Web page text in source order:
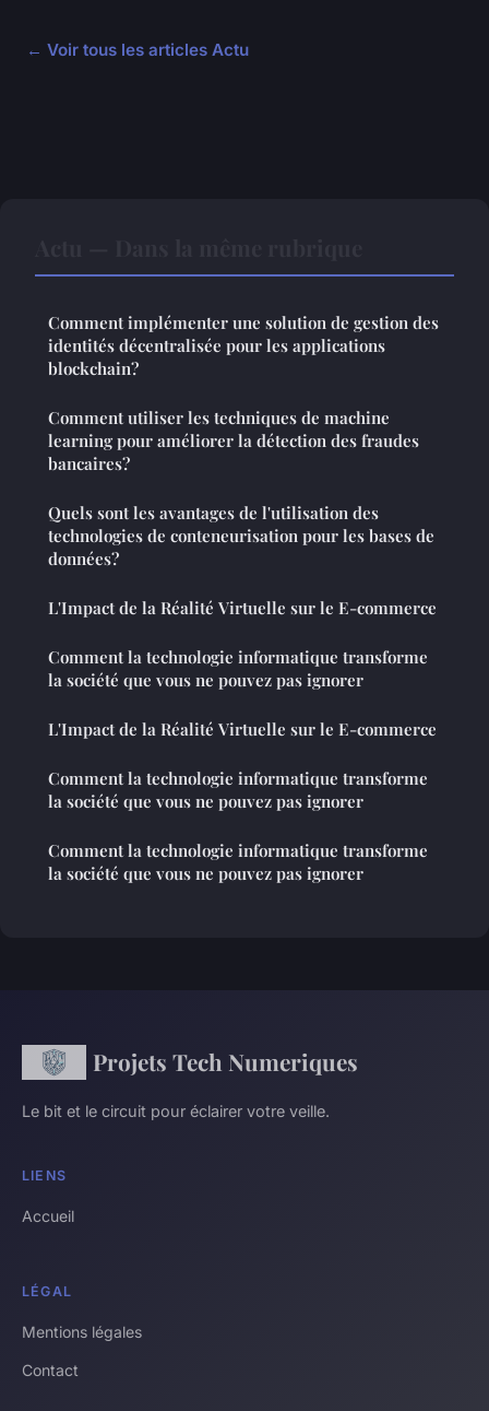
← Voir tous les articles Actu
Comment implémenter une solution de gestion des
identités décentralisée pour les applications
blockchain?
Comment utiliser les techniques de machine
learning pour améliorer la détection des fraudes
bancaires?
Quels sont les avantages de l'utilisation des
technologies de conteneurisation pour les bases de
données?
L'Impact de la Réalité Virtuelle sur le E-commerce
Comment la technologie informatique transforme
la société que vous ne pouvez pas ignorer
L'Impact de la Réalité Virtuelle sur le E-commerce
Comment la technologie informatique transforme
la société que vous ne pouvez pas ignorer
Comment la technologie informatique transforme
la société que vous ne pouvez pas ignorer
Projets Tech Numeriques
Le bit et le circuit pour éclairer votre veille.
LIENS
Accueil
LÉGAL
Mentions légales
Contact